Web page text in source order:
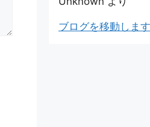
ブログを移動します